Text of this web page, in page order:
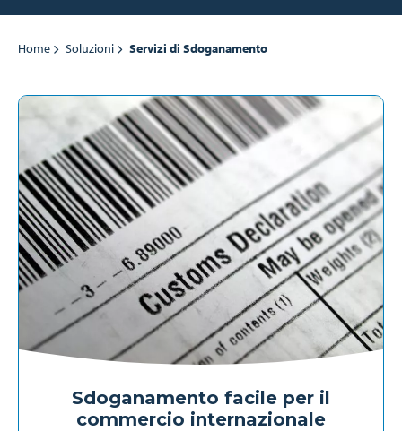
Home Soluzioni Servizi di Sdoganamento
Sdoganamento facile per il
commercio internazionale